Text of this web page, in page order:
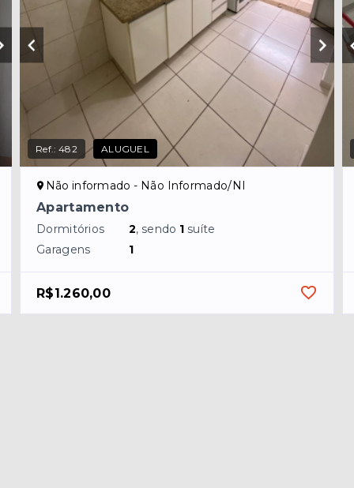
Ref.:482 ALUGUEL
Não informado - Não Informado/NI
Apartamento
Dormitórios 2, sendo 1 suíte
Garagens
1
R$1.260,00